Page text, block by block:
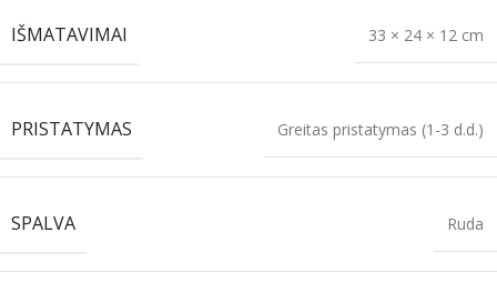
IŠMATAVIMAI 33 × 24 × 12 cm
PRISTATYMAS Greitas pristatymas (1-3 d.d.)
SPALVA Ruda